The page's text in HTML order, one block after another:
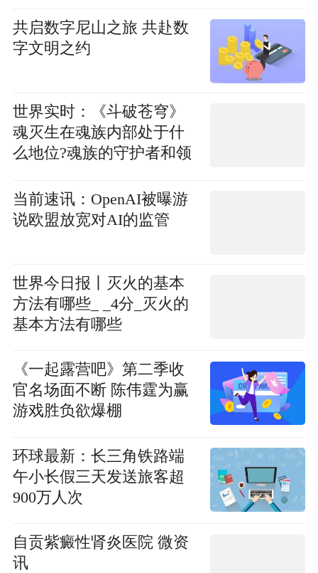
共启数字尼山之旅 共赴数
字文明之约
世界实时：《斗破苍穹》
魂灭生在魂族内部处于什
么地位?魂族的守护者和领
当前速讯：OpenAI被曝游
说欧盟放宽对AI的监管
世界今日报丨灭火的基本
方法有哪些_ _4分_灭火的
基本方法有哪些
《一起露营吧》第二季收
官名场面不断 陈伟霆为赢
游戏胜负欲爆棚
环球最新：长三角铁路端
午小长假三天发送旅客超
900万人次
自贡紫癜性肾炎医院 微资
讯